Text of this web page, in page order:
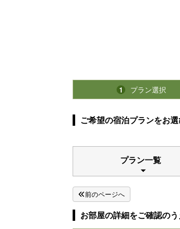
1 プラン選択
ご希望の宿泊プランをお選
プラン一覧
前のページへ
お部屋の詳細をご確認の